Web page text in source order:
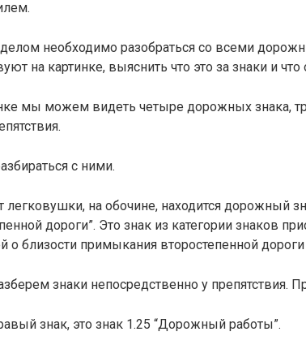
необходимо разобраться со всеми
на картинке, выяснить что это за знаки и
мы можем видеть четыре дорожных знака,
с ними.
легковушки, на обочине, находится дорожный
дороги”. Это знак из категории знаков
о близости примыкания второстепенной дороги
знаки непосредственно у препятствия.
знак, это знак 1.25 “Дорожный работы”.